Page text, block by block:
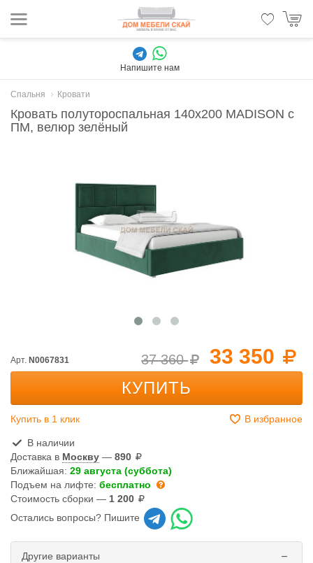
Напишите нам
Спальня Кровати
Кровать полутороспальная 140х200 MADISON с
ПМ, велюр зелёный
33 350
37 360
Арт. N0067831
КУПИТЬ
Купить в 1 клик В избранное
В наличии
Доставка в Москву — 890
Ближайшая: 29 августа (суббота)
Подъем на лифте: бесплатно
Стоимость сборки — 1 200
Остались вопросы? Пишите
Другие варианты